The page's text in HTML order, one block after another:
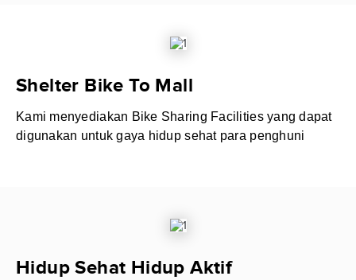
Shelter Bike To Mall
Kami menyediakan Bike Sharing Facilities yang dapat
digunakan untuk gaya hidup sehat para penghuni
Hidup Sehat Hidup Aktif